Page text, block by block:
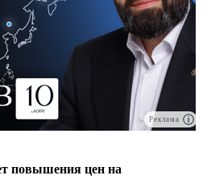
Реклама
повышения цен на